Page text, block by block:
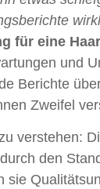
für eine
und
Berichte
Zweifel
verstehen:
den
sie